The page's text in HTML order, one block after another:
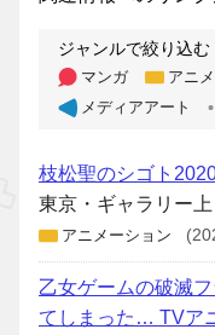
ジャンルで絞り込む
マンガ アニ
メディアアート
枝松聖のシゴト
東京・ギャラリー上
アニメーション
乙女ゲームの破滅
てしまった… TVア